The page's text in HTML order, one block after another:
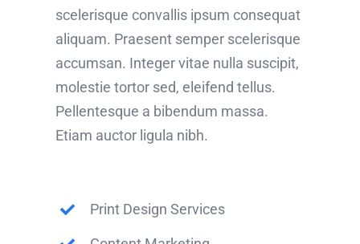
scelerisque convallis ipsum consequat
aliquam. Praesent semper scelerisque
accumsan. Integer vitae nulla suscipit,
molestie tortor sed, eleifend tellus.
Pellentesque a bibendum massa.
Etiam auctor ligula nibh.
Print Design Services